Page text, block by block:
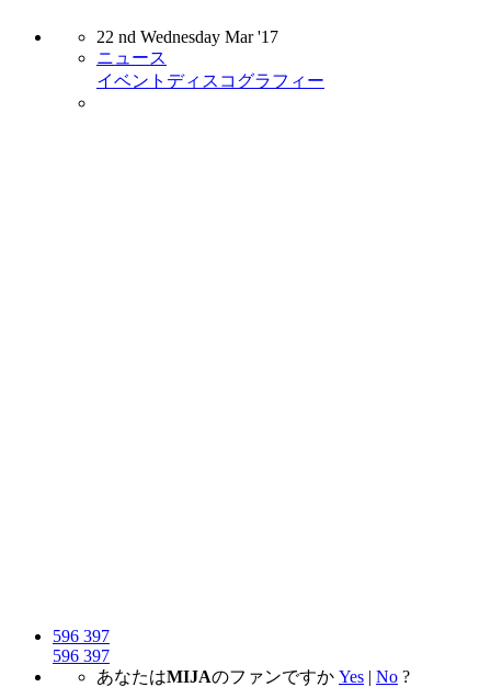
22 nd Wednesday Mar '17
ニュース
イベント ディスコグラフィー
596 397
596 397
あなたはMIJAのファンですか Yes | No ?